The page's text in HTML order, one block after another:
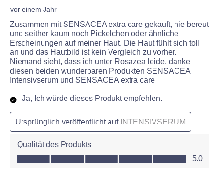
vor einem Jahr
Zusammen mit SENSACEA extra care gekauft, nie bereut
und seither kaum noch Pickelchen oder ähnliche
Erscheinungen auf meiner Haut. Die Haut fühlt sich toll
an und das Hautbild ist kein Vergleich zu vorher.
Niemand sieht, dass ich unter Rosazea leide, danke
diesen beiden wunderbaren Produkten SENSACEA
Intensivserum und SENSACEA extra care
Ja, Ich würde dieses Produkt empfehlen.
Ursprünglich veröffentlicht auf INTENSIVSERUM
Qualität des Produkts
Qualität des Produkts, 5.0 von 5
5.0